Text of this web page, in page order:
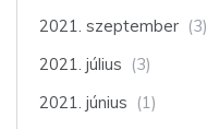
2021. szeptember (3)
2021. július (3)
2021. június (1)